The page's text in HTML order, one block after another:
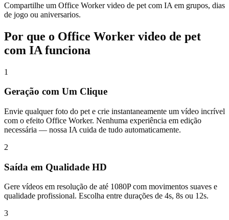
Compartilhe um Office Worker video de pet com IA em grupos, dias
de jogo ou aniversarios.
Por que o Office Worker video de pet
com IA funciona
1
Geração com Um Clique
Envie qualquer foto do pet e crie instantaneamente um vídeo incrível
com o efeito Office Worker. Nenhuma experiência em edição
necessária — nossa IA cuida de tudo automaticamente.
2
Saída em Qualidade HD
Gere vídeos em resolução de até 1080P com movimentos suaves e
qualidade profissional. Escolha entre durações de 4s, 8s ou 12s.
3